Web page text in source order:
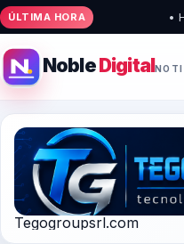
ÚLTIMA HORA •
NobleDigital
Tegogroupsrl.com